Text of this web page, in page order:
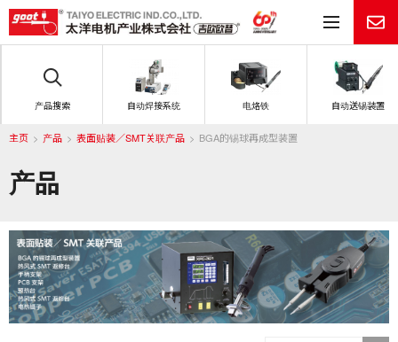
目
产品搜索 自动焊接系统 电烙铁 自动送锡装置
产品
主页 产品 表面贴装／SMT关联产品 BGA的锡球再成型装置